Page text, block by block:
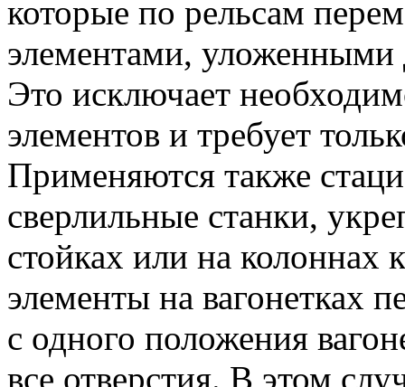
которые по рельсам
элементами, уложенными
Это исключает
элементов и требует
Применяются также
сверлильные станки,
стойках или на колоннах
элементы на вагонетках
с одного положения
все отверстия. В этом